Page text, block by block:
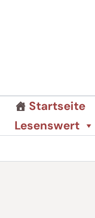
Startseite
Lesenswert